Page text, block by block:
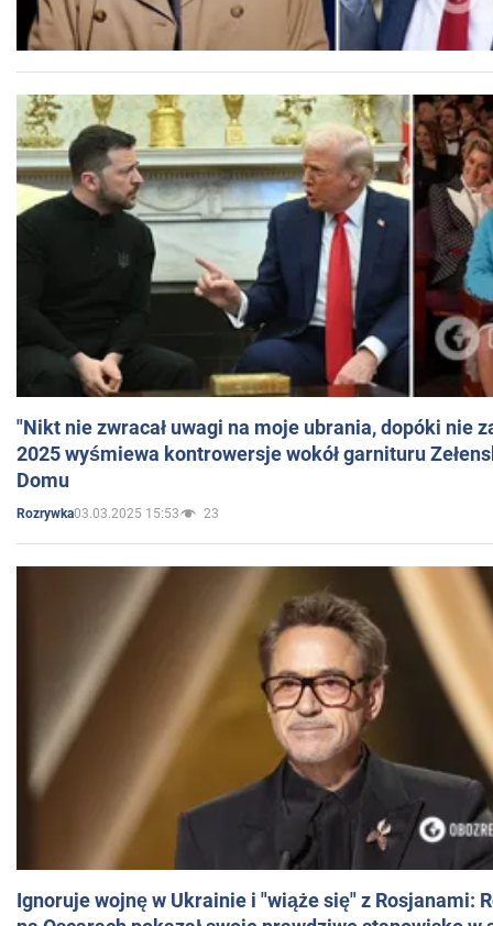
"Nikt nie zwracał uwagi na moje ubrania, dopóki nie
2025 wyśmiewa kontrowersje wokół garnituru
Domu
Rozrywka03.03.2025 15:53 23
Ignoruje wojnę w Ukrainie i "wiąże się" z Rosjanami: